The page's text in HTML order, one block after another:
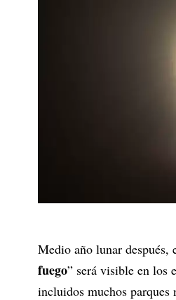
Medio año lunar después,
fuego” será visible en los
incluidos muchos parques